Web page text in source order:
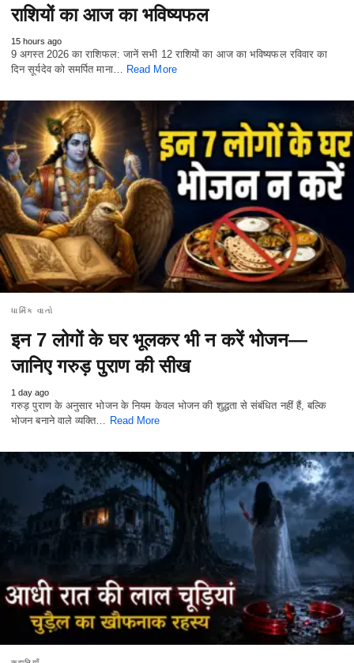
राशियों का आज का भविष्यफल
15 hours ago
9 अगस्त 2026 का राशिफल: जानें सभी 12 राशियों का आज का भविष्यफल रविवार का
दिन सूर्यदेव को समर्पित माना…
Read More
ધાર્મિક વાતો
इन 7 लोगों के घर भूलकर भी न करें भोजन—
जानिए गरुड़ पुराण की सीख
1 day ago
गरुड़ पुराण के अनुसार भोजन के नियम केवल भोजन की शुद्धता से संबंधित नहीं हैं, बल्कि
भोजन बनाने वाले व्यक्ति… Read More